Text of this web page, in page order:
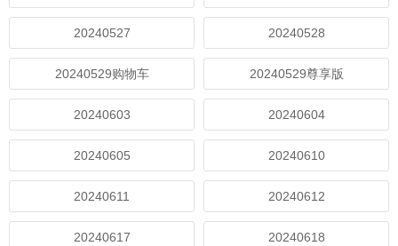
20240527 20240528
20240529购物车 20240529尊享版
20240603 20240604
20240605 20240610
20240611 20240612
20240617 20240618